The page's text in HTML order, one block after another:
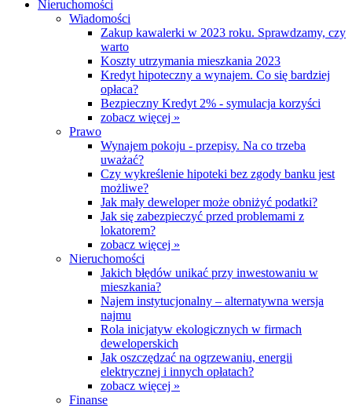
Nieruchomości
Wiadomości
Zakup kawalerki w 2023 roku. Sprawdzamy, czy
warto
Koszty utrzymania mieszkania 2023
Kredyt hipoteczny a wynajem. Co się bardziej
opłaca?
Bezpieczny Kredyt 2% - symulacja korzyści
zobacz więcej »
Prawo
Wynajem pokoju - przepisy. Na co trzeba
uważać?
Czy wykreślenie hipoteki bez zgody banku jest
możliwe?
Jak mały deweloper może obniżyć podatki?
Jak się zabezpieczyć przed problemami z
lokatorem?
zobacz więcej »
Nieruchomości
Jakich błędów unikać przy inwestowaniu w
mieszkania?
Najem instytucjonalny – alternatywna wersja
najmu
Rola inicjatyw ekologicznych w firmach
deweloperskich
Jak oszczędzać na ogrzewaniu, energii
elektrycznej i innych opłatach?
zobacz więcej »
Finanse